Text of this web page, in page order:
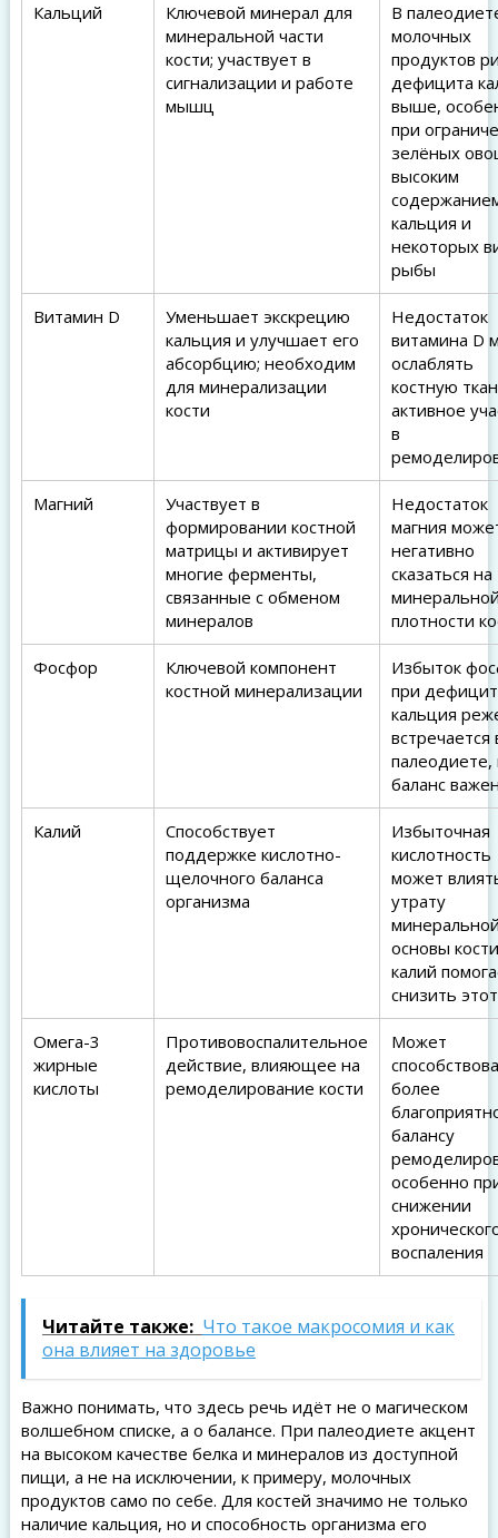
Кальций
Ключевой минерал для
минеральной части
кости; участвует в
сигнализации и работе
мышц
В
молочных
продуктов
дефицита
выше,
при
зелёных
высоким
кальция и
некоторых
рыбы
Витамин D
Уменьшает экскрецию
кальция и улучшает его
абсорбцию; необходим
для минерализации
кости
Недостаток
витамина D
ослаблять
костную
активное
в
Магний
Участвует в
формировании костной
матрицы и активирует
многие ферменты,
связанные с обменом
минералов
Недостаток
магния
негативно
сказаться на
плотности
Фосфор
Ключевой компонент
костной минерализации
Избыток
при
кальция
встречается
палеодиете,
баланс
Калий
Способствует
поддержке кислотно-
щелочного баланса
организма
Избыточная
кислотность
может
утрату
основы
калий
снизить
Омега-3
жирные
кислоты
Противовоспалительное
действие, влияющее на
ремоделирование кости
Может
более
балансу
особенно
снижении
воспаления
Читайте также: Что такое макросомия и как
она влияет на здоровье
Важно понимать, что здесь речь идёт не о магическом
волшебном списке, а о балансе. При палеодиете акцент
на высоком качестве белка и минералов из доступной
пищи, а не на исключении, к примеру, молочных
продуктов само по себе. Для костей значимо не только
наличие кальция, но и способность организма его